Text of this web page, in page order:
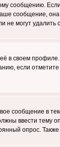
сообщению.
сообщение,
не могут
в своем
если
сообщение в
ввести тему
опрос.